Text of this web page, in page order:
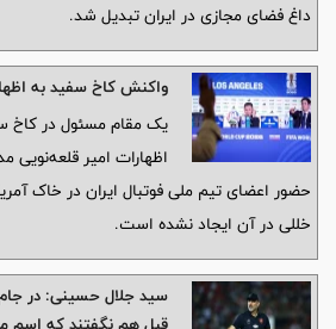
داغ فضای مجازی در ایران تبدیل شد.
واکنش کاخ سفید به
یک مقام مسئول در کاخ
اظهارات امیر قلعه‌نویی
حضور اعضای تیم ملی فوتبال ایران در خاک
خللی در آن ایجاد نشده است.